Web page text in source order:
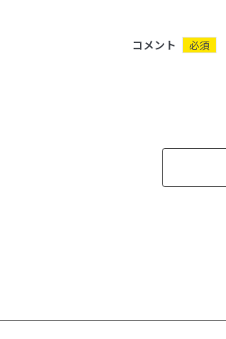
コメント 必須